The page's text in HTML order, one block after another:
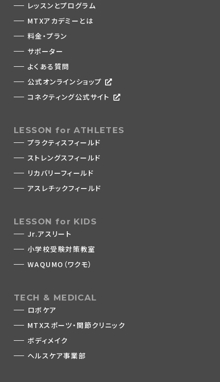
レッスンとプログラム
MTXアカデミーとは
料金・プラン
サポーター
よくある質問
公式オンラインショップ
コネクティング公式サイト
LESSON for ATHLETES
プラクティスフィールド
ストレングスフィールド
リカバリーフィールド
アスレチックフィールド
LESSON for KIDS
Jr.アスリート
小学校受験対策教室
WAQUMO（ワクモ）
TECH & MEDICAL
ロボケア
MTXスポーツ・関節クリニック
ボディメイク
ヘルスケア事業部